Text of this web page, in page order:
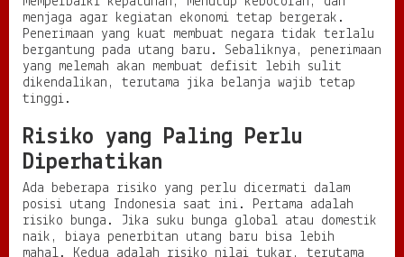
menjaga agar kegiatan ekonomi tetap bergerak.
Penerimaan yang kuat membuat negara tidak terlalu
bergantung pada utang baru. Sebaliknya, penerimaan
yang melemah akan membuat defisit lebih sulit
dikendalikan, terutama jika belanja wajib tetap
tinggi.
Risiko yang Paling Perlu
Diperhatikan
Ada beberapa risiko yang perlu dicermati dalam
posisi utang Indonesia saat ini. Pertama adalah
risiko bunga. Jika suku bunga global atau domestik
naik, biaya penerbitan utang baru bisa lebih
mahal. Kedua adalah risiko nilai tukar, terutama